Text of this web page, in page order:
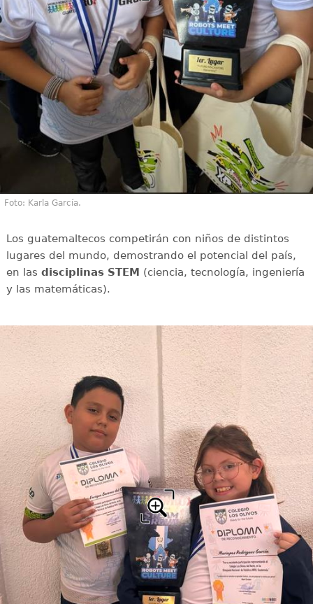
Foto: Karla García.
Los guatemaltecos competirán con niños de distintos
lugares del mundo, demostrando el potencial del país,
en las disciplinas STEM (ciencia, tecnología, ingeniería
y las matemáticas).